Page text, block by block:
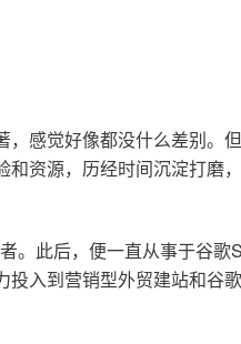
感觉好像都没什么差别。
资源，历经时间沉淀打磨
。此后，便一直从事于谷
入到营销型外贸建站和谷